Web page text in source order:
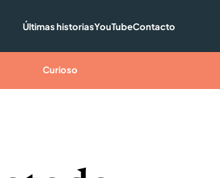
Últimas historiasYouTubeContacto
Curioso